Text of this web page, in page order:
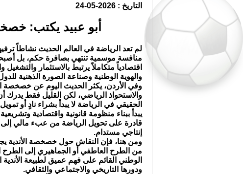
التاريخ : 2026-05-24
أبو عبيد يكتب:
لم تعد الرياضة في العالم الحديث نشاطاً
منافسة موسمية تنتهي بصافرة حكم، بل
اقتصادياً متكاملاً يرتبط بالاستثمار والتشغيل
والهوية الوطنية وصناعة الصورة الذهنية
وفي الأردن، يكثر الحديث اليوم عن خصخصة
والاستحواذ الرياضي، لكن القليل فقط يدرك أن
الحقيقي في الرياضة لا يبدأ بشراء نادٍ أو
يبدأ ببناء منظومة قانونية واقتصادية
قادرة على تحويل الرياضة من عبء مالي
إنتاجي مستدام.
ومن هنا، فإن النقاش حول خصخصة الأندية
من الطرح العاطفي أو الجماهيري إلى
الوطني القائم على فهم عميق لطبيعة الأندية
ودورها التاريخي والاجتماعي والثقافي.